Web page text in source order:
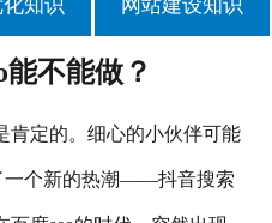
知识 网站建设知识
能不能做？
肯定的。细心的小伙伴可能
一个新的热潮——抖音搜索